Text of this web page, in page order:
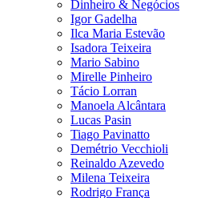
Dinheiro & Negócios
Igor Gadelha
Ilca Maria Estevão
Isadora Teixeira
Mario Sabino
Mirelle Pinheiro
Tácio Lorran
Manoela Alcântara
Lucas Pasin
Tiago Pavinatto
Demétrio Vecchioli
Reinaldo Azevedo
Milena Teixeira
Rodrigo França